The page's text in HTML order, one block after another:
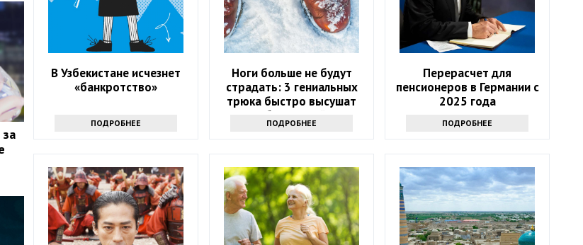
В Узбекистане исчезнет
«банкротство»
ПОДРОБНЕЕ
Ноги больше не будут
страдать: 3 гениальных
трюка быстро высушат
обувь зимой
ПОДРОБНЕЕ
Перерасчет для
пенсионеров в Германии с
2025 года
ПОДРОБНЕЕ